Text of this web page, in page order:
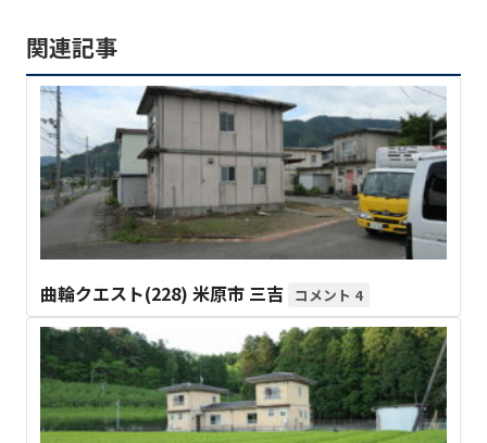
関連記事
曲輪クエスト(228) 米原市 三吉 4